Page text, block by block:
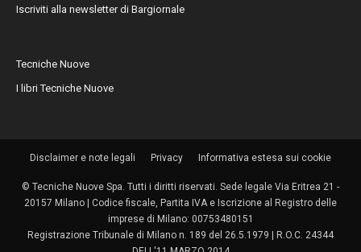
Iscriviti alla newsletter di Bargiornale
Tecniche Nuove
I libri Tecniche Nuove
Disclaimer e note legali Privacy Informativa estesa sui cookie
© Tecniche Nuove Spa. Tutti i diritti riservati. Sede legale Via Eritrea 21 -
20157 Milano | Codice fiscale, Partita IVA e Iscrizione al Registro delle
imprese di Milano: 00753480151
Registrazione Tribunale di Milano n. 189 del 26.5.1979 | R.O.C. 24344